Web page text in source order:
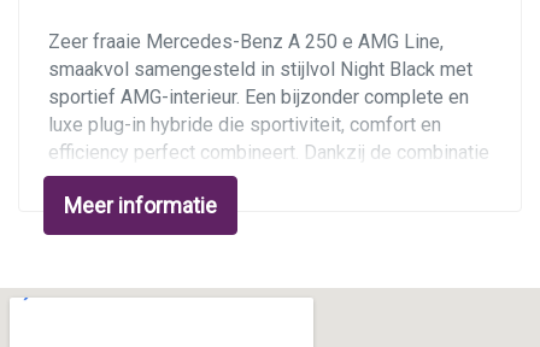
Apple carplay/android auto
Autonomous emergency braking
Bestuurdersairbag
Bots herkenning en activatie
Bots waarschuwing systeem
Zeer fraaie Mercedes-Benz A 250 e AMG Line,
smaakvol samengesteld in stijlvol Night Black met
sportief AMG-interieur. Een bijzonder complete en
luxe plug-in hybride die sportiviteit, comfort en
efficiency perfect combineert. Dankzij de combinatie
van de 1.3 turbobenzinemotor en elektromotor biedt
deze A-Klasse krachtige prestaties met een
gecombineerd systeemvermogen van 218 pk, terwijl
rijdt. De auto is afkomstig uit Duitsland, in januari
Meer informatie